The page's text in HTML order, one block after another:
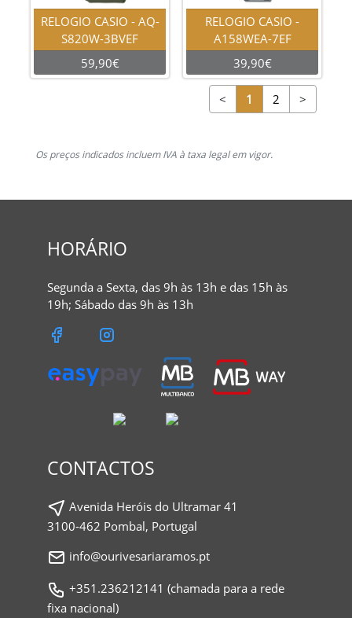
RELOGIO CASIO - AQ-
S820W-3BVEF
59,90€
RELOGIO CASIO -
A158WEA-7EF
39,90€
< 1 2 >
Os preços indicados incluem IVA à taxa legal em vigor.
HORÁRIO
Segunda a Sexta, das 9h às 13h e das 15h às
19h; Sábado das 9h às 13h
CONTACTOS
Avenida Heróis do Ultramar 41
3100-462 Pombal, Portugal
info@ourivesariaramos.pt
+351.236212141 (chamada para a rede
fixa nacional)